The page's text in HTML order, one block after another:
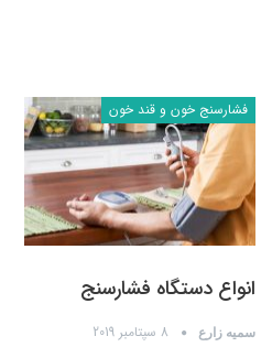
فشارسنج خون و قند خون
انواع دستگاه فشارسنج
سمیه زارع 8 سپتامبر 2019